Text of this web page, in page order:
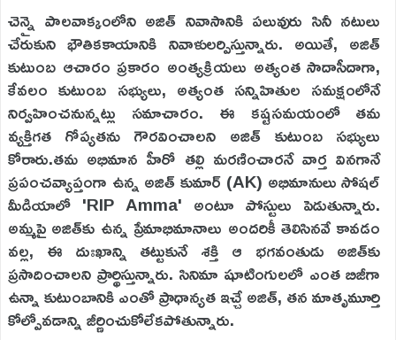
చెన్నై పాలవాక్కంలోని అజిత్ నివాసానికి పలువురు సినీ నటులు
చేరుకుని భౌతికకాయానికి నివాళులర్పిస్తున్నారు. అయితే, అజిత్
కుటుంబ ఆచారం ప్రకారం అంత్యక్రియలు అత్యంత సాదాసీదాగా,
కేవలం కుటుంబ సభ్యులు, అత్యంత సన్నిహితుల సమక్షంలోనే
నిర్వహించనున్నట్లు సమాచారం. ఈ కష్టసమయంలో తమ
వ్యక్తిగత గోప్యతను గౌరవించాలని అజిత్ కుటుంబ సభ్యులు
కోరారు.తమ అభిమాన హీరో తల్లి మరణించారనే వార్త వినగానే
ప్రపంచవ్యాప్తంగా ఉన్న అజిత్ కుమార్ (AK) అభిమానులు సోషల్
మీడియాలో 'RIP Amma' అంటూ పోస్టులు పెడుతున్నారు.
అమ్మపై అజిత్‌కు ఉన్న ప్రేమాభిమానాలు అందరికీ తెలిసినవే కావడం
వల్ల, ఈ దుఃఖాన్ని తట్టుకునే శక్తి ఆ భగవంతుడు అజిత్‌కు
ప్రసాదించాలని ప్రార్థిస్తున్నారు. సినిమా షూటింగులలో ఎంత బిజీగా
ఉన్నా కుటుంబానికి ఎంతో ప్రాధాన్యత ఇచ్చే అజిత్, తన మాతృమూర్తి
కోల్పోవడాన్ని జీర్ణించుకోలేకపోతున్నారు.